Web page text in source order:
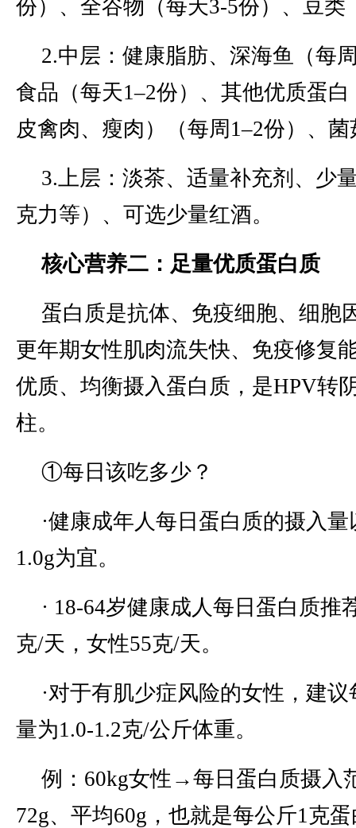
份）、全谷物（每天3-5份）、豆类
2.中层：健康脂肪、深海鱼（每
食品（每天1–2份）、其他优质蛋
皮禽肉、瘦肉）（每周1–2份）、
3.上层：淡茶、适量补充剂、少
克力等）、可选少量红酒。
核心营养二：足量优质蛋白质
蛋白质是抗体、免疫细胞、细胞
更年期女性肌肉流失快、免疫修复
优质、均衡摄入蛋白质，是HPV转
柱。
①每日该吃多少？
·健康成年人每日蛋白质的摄入
1.0g为宜。
· 18-64岁健康成人每日蛋白质推
克/天，女性55克/天。
·对于有肌少症风险的女性，建
量为1.0-1.2克/公斤体重。
例：60kg女性→每日蛋白质摄入
72g、平均60g，也就是每公斤1克